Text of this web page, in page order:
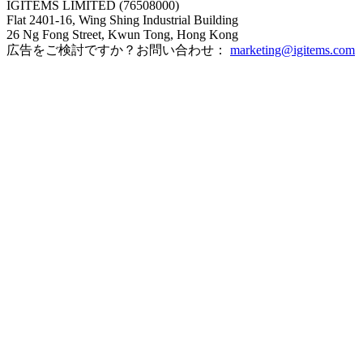
IGITEMS LIMITED (76508000)
Flat 2401-16, Wing Shing Industrial Building
26 Ng Fong Street, Kwun Tong, Hong Kong
広告をご検討ですか？お問い合わせ： marketing@igitems.com